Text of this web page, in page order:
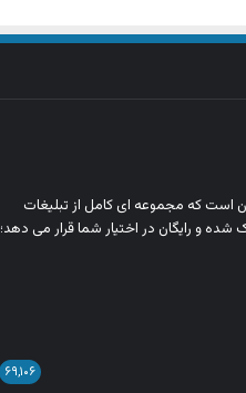
است که مجموعه‌ ای کامل از تبلیغات
شده و رایگان در اختیار شما قرار می‌ دهد؛
۶۹,۱۰۶